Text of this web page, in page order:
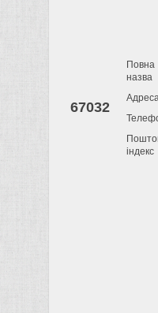
67032
Повна
назва
індекс